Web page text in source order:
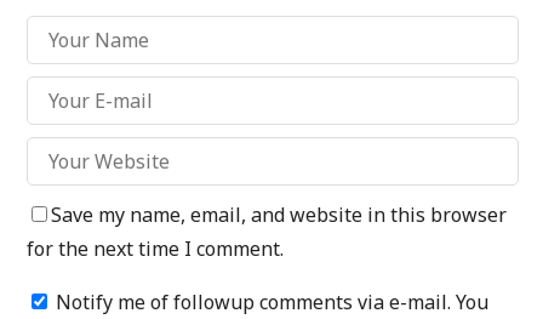
Save my name, email, and website in this browser
for the next time I comment.
Notify me of followup comments via e-mail. You